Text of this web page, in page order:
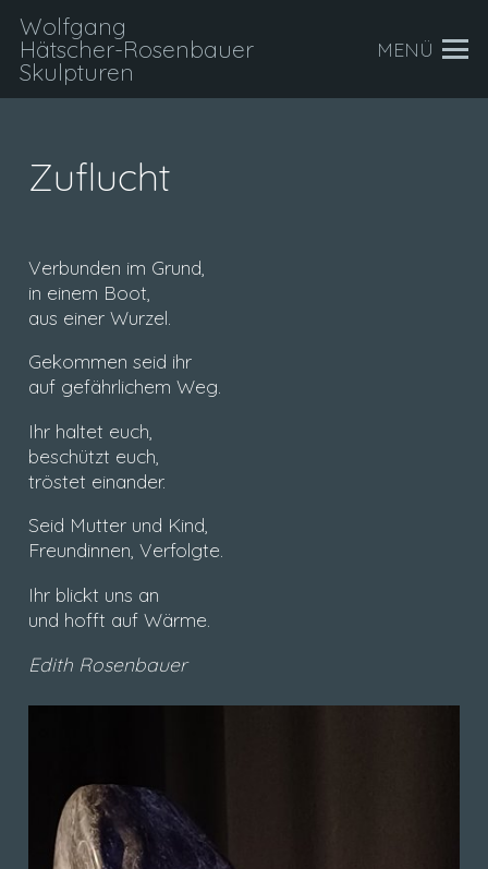
Wolfgang
Hätscher-Rosenbauer
Skulpturen
MENÜ
Zuflucht
Verbunden im Grund,
in einem Boot,
aus einer Wurzel.
Gekommen seid ihr
auf gefährlichem Weg.
Ihr haltet euch,
beschützt euch,
tröstet einander.
Seid Mutter und Kind,
Freundinnen, Verfolgte.
Ihr blickt uns an
und hofft auf Wärme.
Edith Rosenbauer